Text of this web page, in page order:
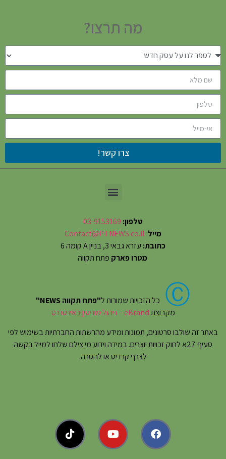
מה תרצו?
צרו קשר!
טלפון: 03-9153169
מייל:
Contact@PTNEWS.co.il
כתובת: עזרא גבאי 3, בניין A קומה 6
מטרו פארק פתח תקווה
Ⓒ כל הזכויות שמורות ל"פתח תקווה NEWS"
מקבוצתeBrand – ניהול מוניטין באינטרנט
באתר זה שולבו סרטונים, תמונות ומידע מהרשתות החברתיות בשימוש לפי
סעיף 27א לחוק זכויות יוצרים. במידה וידוע מי צילם שלחו למייל בקשה
לצרף קרדיט או להסרה.